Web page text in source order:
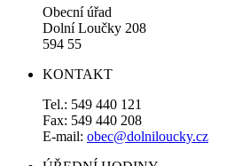
Obecní úřad
Dolní Loučky 208
594 55
KONTAKT
Tel.: 549 440 121
Fax: 549 440 208
E-mail: obec@dolniloucky.cz